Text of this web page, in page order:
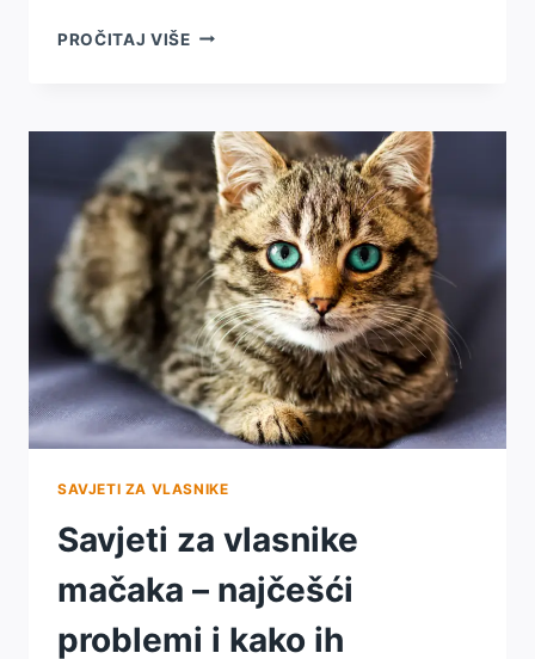
PROČITAJ VIŠE KOLIKO
VODU
AKVARIJU?
SAVJETI ZA VLASNIKE
Savjeti za vlasnike
mačaka – najčešći
problemi i kako ih